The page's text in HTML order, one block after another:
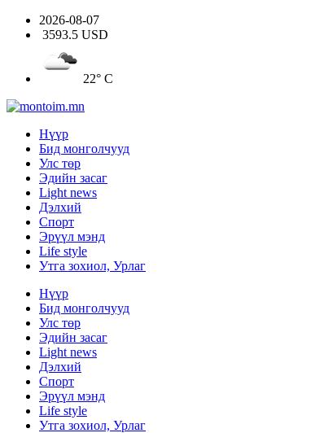
2026-08-07
3593.5 USD
22° C
Нүүр
Бид монголчууд
Улс төр
Эдийн засаг
Light news
Дэлхий
Спорт
Эрүүл мэнд
Life style
Утга зохиол, Урлаг
Нүүр
Бид монголчууд
Улс төр
Эдийн засаг
Light news
Дэлхий
Спорт
Эрүүл мэнд
Life style
Утга зохиол, Урлаг